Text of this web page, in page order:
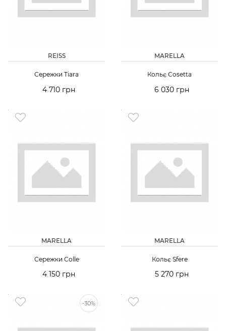
REISS
Сережки Tiara
4 710 грн
MARELLA
Кольє Cosetta
6 030 грн
MARELLA
Сережки Colle
4 150 грн
MARELLA
Кольє Sfere
5 270 грн
-30%